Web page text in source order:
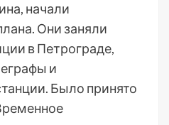
начали
Они заняли
в Петрограде,
и
Было принято